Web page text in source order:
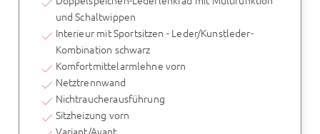
und Schaltwippen
Interieur mit Sportsitzen - Leder/Kunstleder-
Kombination schwarz
Komfortmittelarmlehne vorn
Netztrennwand
Nichtraucherausführung
Sitzheizung vorn
Variant/Avant